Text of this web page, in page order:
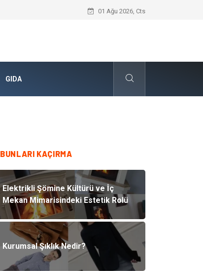
Umre Rehberi İle Sağlıklı Ve Zinde Bir
01 Ağu 2026, Cts
GIDA
BUNLARI KAÇIRMA
Elektrikli Şömine Kültürü ve İç
Mekan Mimarisindeki Estetik Rolü
Kurumsal Şıklık Nedir?